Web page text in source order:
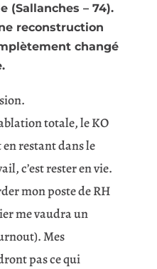
(Sallanches – 74).
reconstruction
changé
totale, le KO
restant dans le
c’est rester en vie.
mon poste de RH
me vaudra un
Mes
pas ce qui